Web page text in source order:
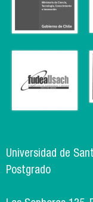
Universidad de
Postgrado